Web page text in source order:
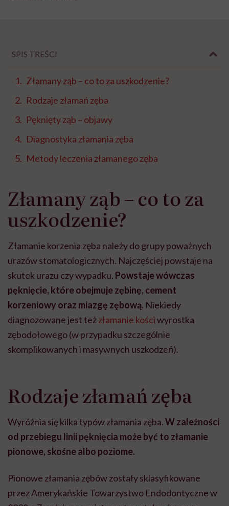
SPIS TREŚCI
Złamany ząb – co to za uszkodzenie?
Rodzaje złamań zęba
Pęknięty ząb – objawy
Diagnostyka złamania zęba
Metody leczenia złamanego zęba
Złamany ząb – co to za
uszkodzenie?
Złamanie korzenia zęba należy do grupy poważnych
urazów stomatologicznych. Najczęściej powstaje na
skutek urazu czy wypadku. Powstaje wówczas
pęknięcie, które obejmuje zębinę, cement
korzeniowy oraz miazgę zębową. Niekiedy
diagnozowane jest teżzłamanie kościwyrostka
zębodołowego (w przypadku szczególnie
skomplikowanych i masywnych uszkodzeń).
Rodzaje złamań zęba
Wyróżnia się kilka typów złamania zęba.W zależności
od przebiegu linii pęknięcia może być to złamanie
pionowe, skośne albo poziome.
Pionowe złamania zębów zostały sklasyfikowane
przez Amerykańskie Towarzystwo Endodontyczne w